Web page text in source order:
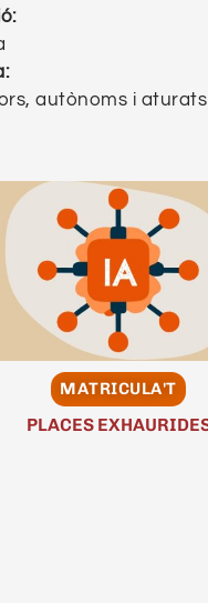
autònoms i aturats
MATRICULA'T
PLACES